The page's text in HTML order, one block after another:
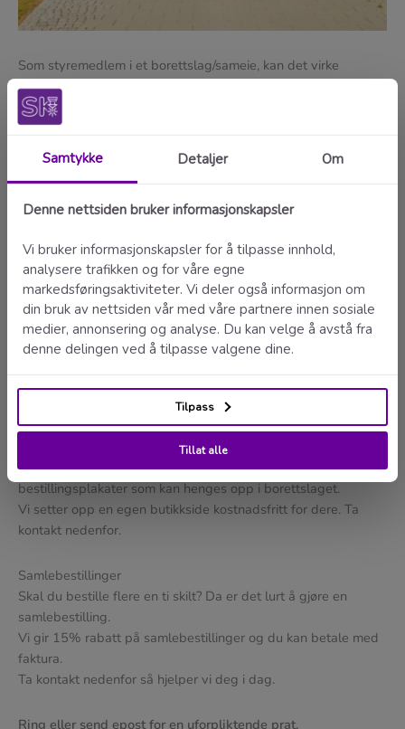
Som styremedlem i et borettslag/sameie, kan det virke
utfordrende å organisere skilting. Vi tilbyr enkle og raske
løsninger for alle typer skiltbehov, fra postkasser til
fellesområder. Våre tjenester inkluderer postkasseskilt,
bodskilt, nummerskilt, dørskilt og mer, alt tilgjengelig raskt og
• Enkel bestilling via egen portal for deres borettslag
• Rabatt ved samlebestillinger på over 10 skilt
• Fornøydgaranti
Egen bestillingside for ditt borettslag
Med en egen butikkside for ditt borettslag, sikrer du at all
Alle seksjonseiere bestiller enkelt selv og velger blant et
forhåndsbestemt utvalg. Bestilling kan gjøres online, på
telefon og sms.
Dette sparer styret for tid og gjør det enklere for eiere og
beboere. På butikksiden kan man også laste ned
bestillingsplakater som kan henges opp i borettslaget.
Vi setter opp en egen butikkside kostnadsfritt for dere. Ta
kontakt nedenfor.
Samlebestillinger
Skal du bestille flere en ti skilt? Da er det lurt å gjøre en
samlebestilling.
Vi gir 15% rabatt på samlebestillinger og du kan betale med
faktura.
Ta kontakt nedenfor så hjelper vi deg i dag.
Ring eller send epost for en uforpliktende prat.